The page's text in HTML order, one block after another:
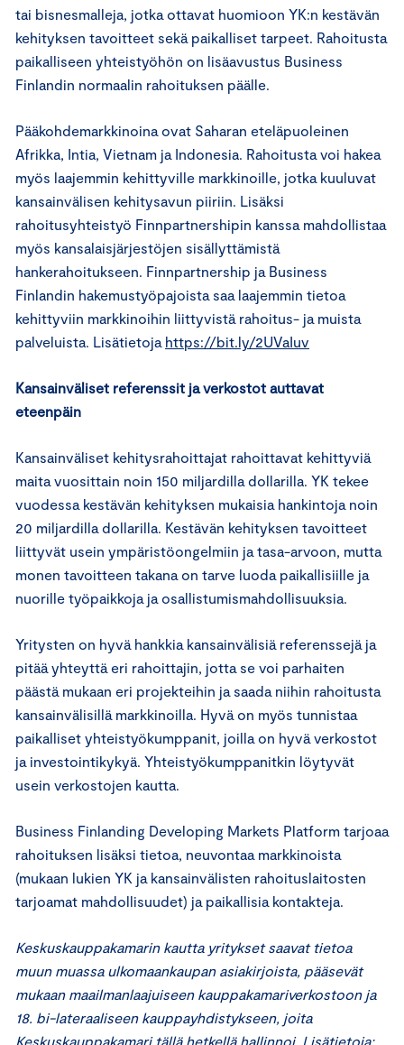
tai bisnesmalleja, jotka ottavat huomioon YK:n kestävän
kehityksen tavoitteet sekä paikalliset tarpeet. Rahoitusta
paikalliseen yhteistyöhön on lisäavustus Business
Finlandin normaalin rahoituksen päälle.
Pääkohdemarkkinoina ovat Saharan eteläpuoleinen
Afrikka, Intia, Vietnam ja Indonesia. Rahoitusta voi hakea
myös laajemmin kehittyville markkinoille, jotka kuuluvat
kansainvälisen kehitysavun piiriin. Lisäksi
rahoitusyhteistyö Finnpartnershipin kanssa mahdollistaa
myös kansalaisjärjestöjen sisällyttämistä
hankerahoitukseen. Finnpartnership ja Business
Finlandin hakemustyöpajoista saa laajemmin tietoa
kehittyviin markkinoihin liittyvistä rahoitus- ja muista
palveluista. Lisätietoja https://bit.ly/2UVaIuv
Kansainväliset referenssit ja verkostot auttavat
eteenpäin
Kansainväliset kehitysrahoittajat rahoittavat kehittyviä
maita vuosittain noin 150 miljardilla dollarilla. YK tekee
vuodessa kestävän kehityksen mukaisia hankintoja noin
20 miljardilla dollarilla. Kestävän kehityksen tavoitteet
liittyvät usein ympäristöongelmiin ja tasa-arvoon, mutta
monen tavoitteen takana on tarve luoda paikallisiille ja
nuorille työpaikkoja ja osallistumismahdollisuuksia.
Yritysten on hyvä hankkia kansainvälisiä referenssejä ja
pitää yhteyttä eri rahoittajin, jotta se voi parhaiten
päästä mukaan eri projekteihin ja saada niihin rahoitusta
kansainvälisillä markkinoilla. Hyvä on myös tunnistaa
paikalliset yhteistyökumppanit, joilla on hyvä verkostot
ja investointikykyä. Yhteistyökumppanitkin löytyvät
usein verkostojen kautta.
Business Finlanding Developing Markets Platform tarjoaa
rahoituksen lisäksi tietoa, neuvontaa markkinoista
(mukaan lukien YK ja kansainvälisten rahoituslaitosten
tarjoamat mahdollisuudet) ja paikallisia kontakteja.
Keskuskauppakamarin kautta yritykset saavat tietoa
muun muassa ulkomaankaupan asiakirjoista, pääsevät
mukaan maailmanlaajuiseen kauppakamariverkostoon ja
18. bi-lateraaliseen kauppayhdistykseen, joita
Keskuskauppakamari tällä hetkellä hallinnoi. Lisätietoja: